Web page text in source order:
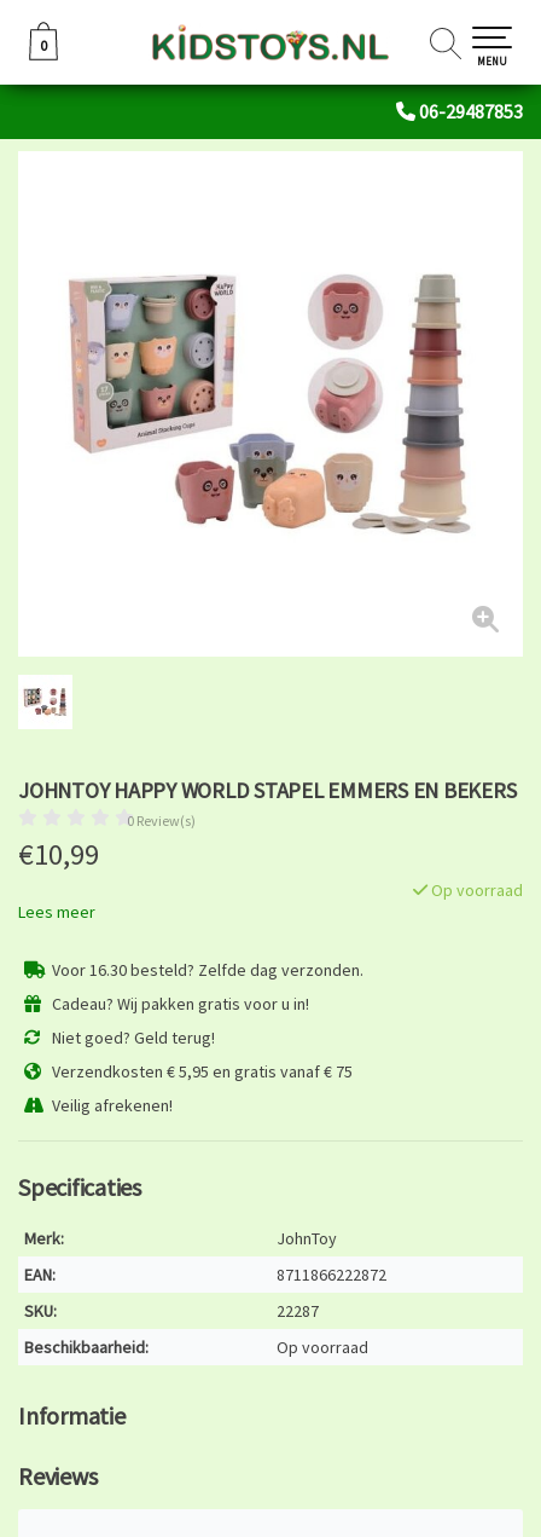
06-29487853
0
0
MENU
JOHNTOY HAPPY WORLD STAPEL EMMERS EN BEKERS
0 Review(s)
€10,99
Op voorraad
Lees meer
Voor 16.30 besteld? Zelfde dag verzonden.
Cadeau? Wij pakken gratis voor u in!
Niet goed? Geld terug!
Verzendkosten € 5,95 en gratis vanaf € 75
Veilig afrekenen!
Specificaties
Merk:
JohnToy
EAN:
8711866222872
SKU:
22287
Beschikbaarheid:
Op voorraad
Informatie
Reviews